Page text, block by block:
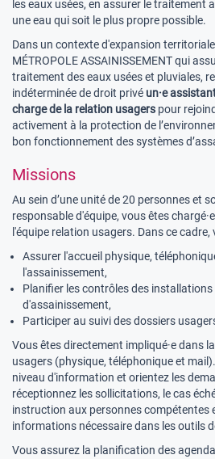
les eaux usées, en assurer le traitement
une eau qui soit le plus propre possible.
Dans un contexte d'expansion
MÉTROPOLE ASSAINISSEMENT qui
traitement des eaux usées et pluviales,
indéterminée de droit privé un·e
charge de la relation usagers pour
activement à la protection de
bon fonctionnement des systèmes
Missions
Au sein d’une unité de 20 personnes et
responsable d'équipe, vous êtes
l'équipe relation usagers. Dans ce cadre,
Assurer l'accueil physique,
l'assainissement,
Planifier les contrôles des
d'assainissement,
Participer au suivi des dossiers
Vous êtes directement impliqué·e dans
usagers (physique, téléphonique et
niveau d'information et orientez les
réceptionnez les sollicitations, le cas
instruction aux personnes compétentes
informations nécessaire dans les outils
Vous assurez la planification des